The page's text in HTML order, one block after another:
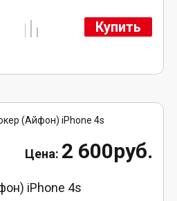
Купить
2 600руб.
iPhone 4s